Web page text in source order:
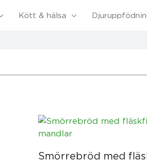
Kött & hälsa
Smörrebröd med